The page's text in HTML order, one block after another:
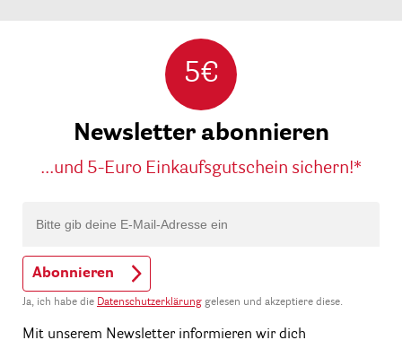
5€
Newsletter abonnieren
...und 5-Euro Einkaufsgutschein sichern!*
Abonnieren
Ja, ich habe die Datenschutzerklärung gelesen und akzeptiere diese.
Mit unserem Newsletter informieren wir dich